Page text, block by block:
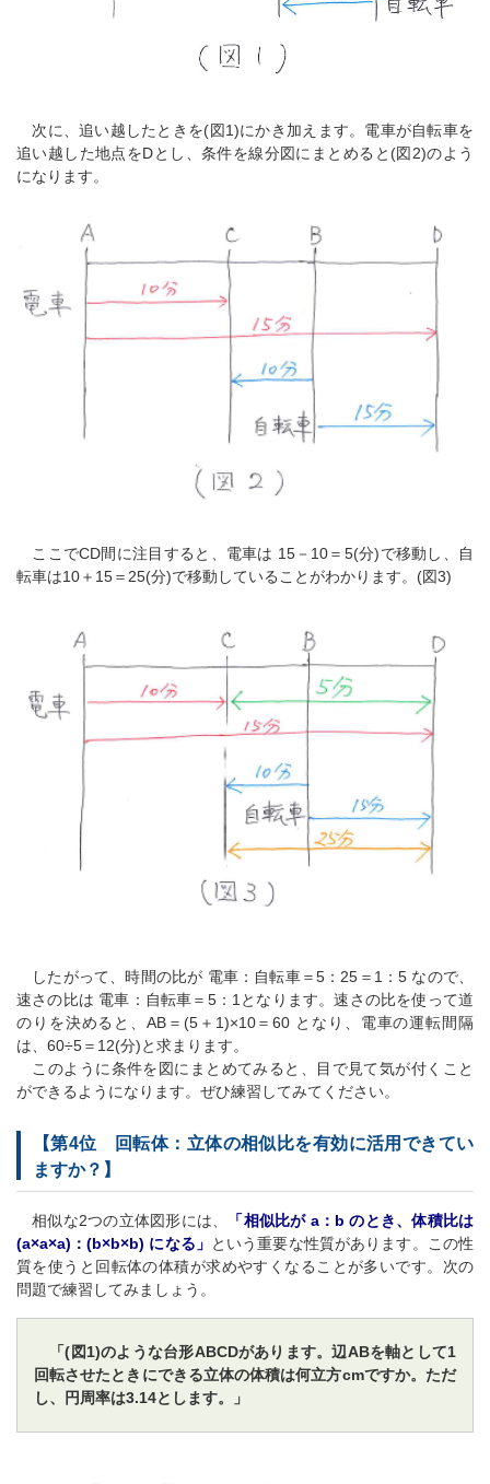
次に、追い越したときを(図1)にかき加えます。電車が自転車を
追い越した地点をDとし、条件を線分図にまとめると(図2)のよう
になります。
ここでCD間に注目すると、電車は 15－10＝5(分)で移動し、自
転車は10＋15＝25(分)で移動していることがわかります。(図3)
したがって、時間の比が 電車：自転車＝5：25＝1：5 なので、
速さの比は 電車：自転車＝5：1となります。速さの比を使って道
のりを決めると、AB＝(5＋1)×10＝60 となり、電車の運転間隔
は、60÷5＝12(分)と求まります。
このように条件を図にまとめてみると、目で見て気が付くこと
ができるようになります。ぜひ練習してみてください。
【第4位 回転体：立体の相似比を有効に活用できてい
ますか？】
相似な2つの立体図形には、
「相似比が a：b のとき、体積比は
(a×a×a)：(b×b×b) になる」 という重要な性質があります。この性
質を使うと回転体の体積が求めやすくなることが多いです。次の
問題で練習してみましょう。
「(図1)のような台形ABCDがあります。辺ABを軸として1
回転させたときにできる立体の体積は何立方cmですか。ただ
し、円周率は3.14とします。」